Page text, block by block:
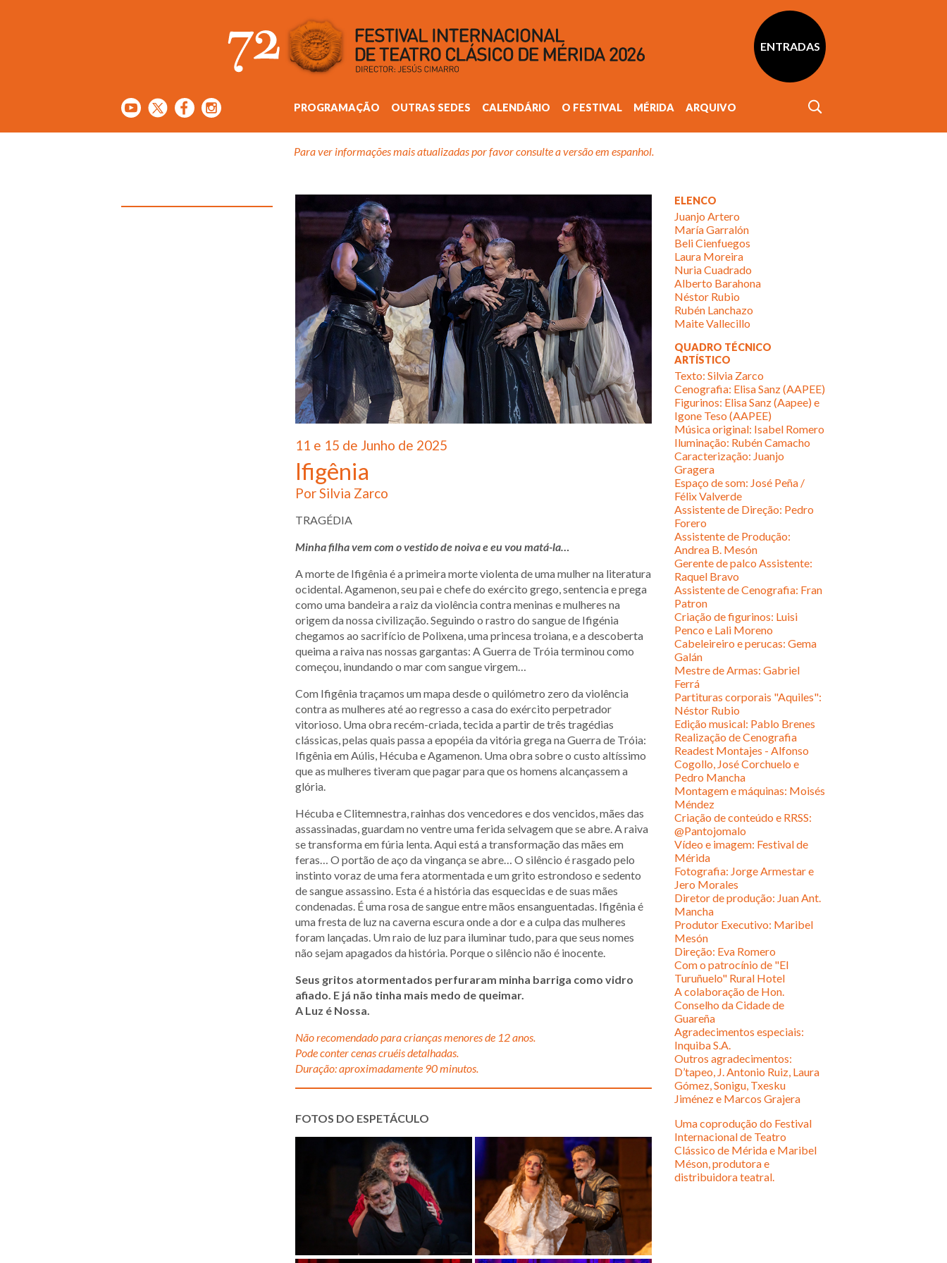
ENTRADAS
PROGRAMAÇÃO OUTRAS SEDES CALENDÁRIO O FESTIVAL MÉRIDA ARQUIVO
Para ver informações mais atualizadas por favor consulte a versão em espanhol.
11 e 15 de Junho de 2025
Ifigênia
Por Silvia Zarco
TRAGÉDIA
Minha filha vem com o vestido de noiva e eu vou matá-la…
A morte de Ifigênia é a primeira morte violenta de uma mulher na literatura
ocidental. Agamenon, seu pai e chefe do exército grego, sentencia e prega
como uma bandeira a raiz da violência contra meninas e mulheres na
origem da nossa civilização. Seguindo o rastro do sangue de Ifigénia
chegamos ao sacrifício de Polixena, uma princesa troiana, e a descoberta
queima a raiva nas nossas gargantas: A Guerra de Tróia terminou como
começou, inundando o mar com sangue virgem…
Com Ifigênia traçamos um mapa desde o quilómetro zero da violência
contra as mulheres até ao regresso a casa do exército perpetrador
vitorioso. Uma obra recém-criada, tecida a partir de três tragédias
clássicas, pelas quais passa a epopéia da vitória grega na Guerra de Tróia:
Ifigênia em Aúlis, Hécuba e Agamenon. Uma obra sobre o custo altíssimo
que as mulheres tiveram que pagar para que os homens alcançassem a
glória.
Hécuba e Clitemnestra, rainhas dos vencedores e dos vencidos, mães das
assassinadas, guardam no ventre uma ferida selvagem que se abre. A raiva
se transforma em fúria lenta. Aqui está a transformação das mães em
feras… O portão de aço da vingança se abre… O silêncio é rasgado pelo
instinto voraz de uma fera atormentada e um grito estrondoso e sedento
de sangue assassino. Esta é a história das esquecidas e de suas mães
condenadas. É uma rosa de sangue entre mãos ensanguentadas. Ifigênia é
uma fresta de luz na caverna escura onde a dor e a culpa das mulheres
foram lançadas. Um raio de luz para iluminar tudo, para que seus nomes
não sejam apagados da história. Porque o silêncio não é inocente.
Seus gritos atormentados perfuraram minha barriga como vidro
afiado. E já não tinha mais medo de queimar.
A Luz é Nossa.
Não recomendado para crianças menores de 12 anos.
Pode conter cenas cruéis detalhadas.
Duração: aproximadamente 90 minutos.
FOTOS DO ESPETÁCULO
ELENCO
Juanjo Artero
María Garralón
Beli Cienfuegos
Laura Moreira
Nuria Cuadrado
Alberto Barahona
Néstor Rubio
Rubén Lanchazo
Maite Vallecillo
QUADRO TÉCNICO
ARTÍSTICO
Texto: Silvia Zarco
Cenografia: Elisa Sanz (AAPEE)
Figurinos: Elisa Sanz (Aapee) e
Igone Teso (AAPEE)
Música original: Isabel Romero
Iluminação: Rubén Camacho
Caracterização: Juanjo
Gragera
Espaço de som: José Peña /
Félix Valverde
Assistente de Direção: Pedro
Forero
Assistente de Produção:
Andrea B. Mesón
Gerente de palco Assistente:
Raquel Bravo
Assistente de Cenografia: Fran
Patron
Criação de figurinos: Luisi
Penco e Lali Moreno
Cabeleireiro e perucas: Gema
Galán
Mestre de Armas: Gabriel
Ferrá
Partituras corporais "Aquiles":
Néstor Rubio
Edição musical: Pablo Brenes
Realização de Cenografia
Readest Montajes - Alfonso
Cogollo, José Corchuelo e
Pedro Mancha
Montagem e máquinas: Moisés
Méndez
Criação de conteúdo e RRSS:
@Pantojomalo
Vídeo e imagem: Festival de
Mérida
Fotografia: Jorge Armestar e
Jero Morales
Diretor de produção: Juan Ant.
Mancha
Produtor Executivo: Maribel
Mesón
Direção: Eva Romero
Com o patrocínio de "El
Turuñuelo" Rural Hotel
A colaboração de Hon.
Conselho da Cidade de
Guareña
Agradecimentos especiais:
Inquiba S.A.
Outros agradecimentos:
D’tapeo, J. Antonio Ruiz, Laura
Gómez, Sonigu, Txesku
Jiménez e Marcos Grajera
Uma coprodução do Festival
Internacional de Teatro
Clássico de Mérida e Maribel
Méson, produtora e
distribuidora teatral.